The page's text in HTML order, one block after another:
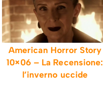
American Horror Story
10×06 – La Recensione:
l’inverno uccide